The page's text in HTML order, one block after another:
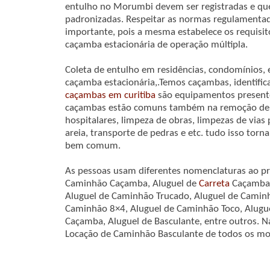
entulho no Morumbi devem ser registradas e
padronizadas. Respeitar as normas
importante, pois a mesma estabelece os
caçamba estacionária de operação múltipla.
Coleta de entulho em residências, condomínios,
caçamba estacionária,.Temos caçambas,
caçambas em curitiba são equipamentos
caçambas estão comuns também na remoção
hospitalares, limpeza de obras, limpezas de
areia, transporte de pedras e etc. tudo isso
bem comum.
As pessoas usam diferentes nomenclaturas ao
Caminhão Caçamba, Aluguel de Carreta
Aluguel de Caminhão Trucado, Aluguel de
Caminhão 8×4, Aluguel de Caminhão Toco,
Caçamba, Aluguel de Basculante, entre outros.
Locação de Caminhão Basculante de todos os